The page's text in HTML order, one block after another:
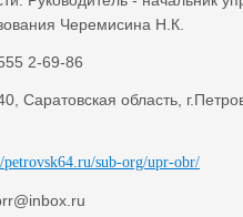
Черемисина Н.К.
2-69-86
Саратовская область,
petrovsk64.ru/sub-org/upr-obr/